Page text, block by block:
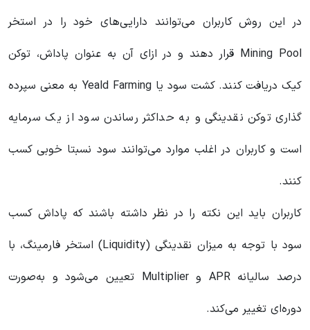
در این روش کاربران می‌توانند دارایی‌های خود را در استخر
Mining Pool قرار دهند و در ازای آن به عنوان پاداش، توکن
کیک دریافت کنند. کشت سود یا Yeald Farming به معنی سپرده
گذاری توکن نقدینگی و به حداکثر رساندن سود از یک سرمایه
است و کاربران در اغلب موارد می‌توانند سود نسبتا خوبی کسب
کنند.
کاربران باید این نکته را در نظر داشته باشند که پاداش کسب
سود با توجه به میزان نقدینگی (Liquidity) استخر فارمینگ، با
درصد سالیانه APR و Multiplier تعیین می‌شود و به‌صورت
دوره‌ای تغییر می‌کند.